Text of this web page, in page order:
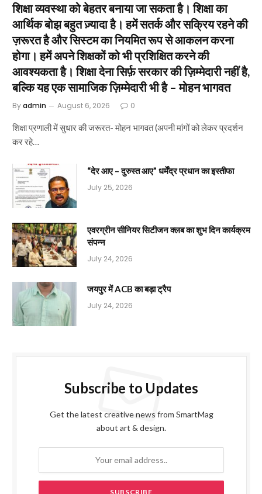
शिक्षा व्यवस्था को बेहतर बनाया जा सकता है। शिक्षा का
आर्थिक बोझ बहुत ज़्यादा है। हमें सतर्क और सक्रिय रहने की
ज़रूरत है और सिस्टम का नियमित रूप से आकलन करना
होगा। हमें अपने शिक्षकों को भी प्रशिक्षित करने की
आवश्यकता है। शिक्षा देना सिर्फ़ सरकार की ज़िम्मेदारी नहीं है,
बल्कि यह एक सामाजिक ज़िम्मेदारी भी है – मोहन भागवत
Byadmin August 6, 2026 0
शिक्षा प्रणाली में सुधार की जरूरत- मोहन भागवत (अपनी मांगों को लेकर प्रदर्शन
कर रहे…
“देर आए – दुरुस्त आए” धर्मेंद्र प्रधान का इस्तीफा
July 25, 2026
एवरग्रीन सीनियर सिटीजन क्लब का शुभ दिन कार्यक्रम
संपन्न
July 24, 2026
जयपुर में ACB का बड़ा ट्रैप
July 24, 2026
Subscribe to Updates
Get the latest creative news from SmartMag
about art & design.